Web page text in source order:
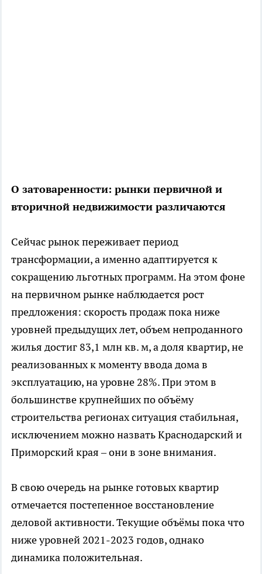
О затоваренности: рынки первичной и
вторичной недвижимости различаются
Сейчас рынок переживает период
трансформации, а именно адаптируется к
сокращению льготных программ. На этом фоне
на первичном рынке наблюдается рост
предложения: скорость продаж пока ниже
уровней предыдущих лет, объем непроданного
жилья достиг 83,1 млн кв. м, а доля квартир, не
реализованных к моменту ввода дома в
эксплуатацию, на уровне 28%. При этом в
большинстве крупнейших по объёму
строительства регионах ситуация стабильная,
исключением можно назвать Краснодарский и
Приморский края – они в зоне внимания.
В свою очередь на рынке готовых квартир
отмечается постепенное восстановление
деловой активности. Текущие объёмы пока что
ниже уровней 2021-2023 годов, однако
динамика положительная.